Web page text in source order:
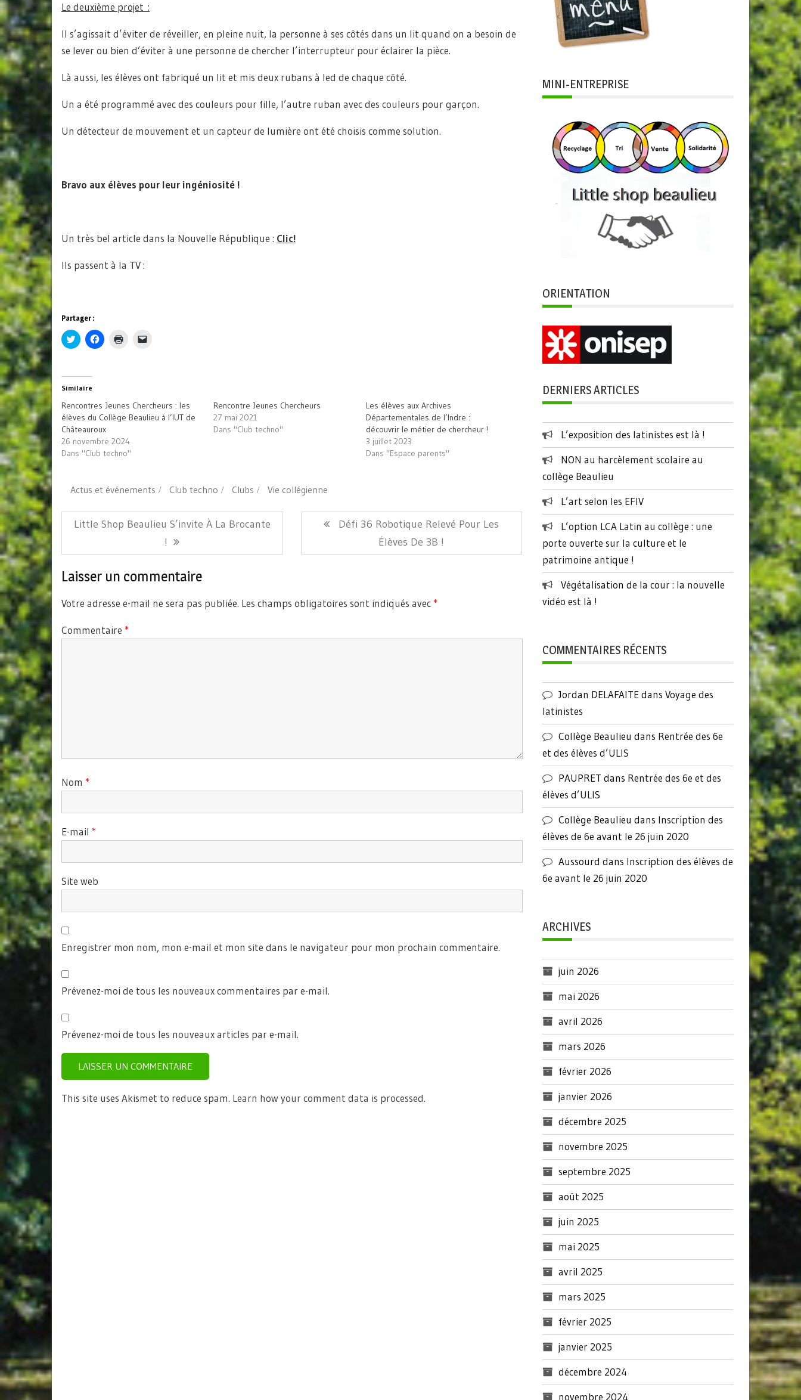
Le deuxième projet :
Il s’agissait d’éviter de réveiller, en pleine nuit, la personne à ses côtés dans un lit quand on a besoin de
se lever ou bien d’éviter à une personne de chercher l’interrupteur pour éclairer la pièce.
Là aussi, les élèves ont fabriqué un lit et mis deux rubans à led de chaque côté.
Un a été programmé avec des couleurs pour fille, l’autre ruban avec des couleurs pour garçon.
Un détecteur de mouvement et un capteur de lumière ont été choisis comme solution.
Bravo aux élèves pour leur ingéniosité !
Un très bel article dans la Nouvelle République : Clic!
Ils passent à la TV :
Partager :
Cliquez
pour
dans
une
nouvelle
Cliquez
pour
Cliquer
pour
un
ami(ouvre
dans
Similaire
Rencontres Jeunes Chercheurs : les
élèves du Collège Beaulieu à l’IUT de
Châteauroux
26 novembre 2024
Dans "Club techno"
Rencontre Jeunes Chercheurs
27 mai 2021
Dans "Club techno"
Les élèves aux Archives
Départementales de l’Indre :
découvrir le métier de chercheur !
3 juillet 2023
Dans "Espace parents"
Actus et événements Club techno Clubs Vie collégienne
Navigation
de
l’article
Article
Little Shop Beaulieu S’invite À La Brocante
!
Article
Défi 36 Robotique Relevé Pour Les
Élèves De 3B !
Laisser un commentaire
Votre adresse e-mail ne sera pas publiée. Les champs obligatoires sont indiqués avec*
Commentaire *
Nom *
E-mail *
Site web
Enregistrer mon nom, mon e-mail et mon site dans le navigateur pour mon prochain commentaire.
Prévenez-moi de tous les nouveaux commentaires par e-mail.
Prévenez-moi de tous les nouveaux articles par e-mail.
This site uses Akismet to reduce spam. Learn how your comment data is processed.
MINI-ENTREPRISE
ORIENTATION
DERNIERS ARTICLES
L’exposition des latinistes est là !
NON au harcèlement scolaire au
collège Beaulieu
L’art selon les EFIV
L’option LCA Latin au collège : une
porte ouverte sur la culture et le
patrimoine antique !
Végétalisation de la cour : la nouvelle
vidéo est là !
COMMENTAIRES RÉCENTS
Jordan DELAFAITEdans Voyage des
latinistes
Collège Beaulieu dans Rentrée des 6e
et des élèves d’ULIS
PAUPRET dans Rentrée des 6e et des
élèves d’ULIS
Collège Beaulieu dans Inscription des
élèves de 6e avant le 26 juin 2020
Aussourd dans Inscription des élèves de
6e avant le 26 juin 2020
ARCHIVES
juin 2026
mai 2026
avril 2026
mars 2026
février 2026
janvier 2026
décembre 2025
novembre 2025
septembre 2025
août 2025
juin 2025
mai 2025
avril 2025
mars 2025
février 2025
janvier 2025
décembre 2024
novembre 2024